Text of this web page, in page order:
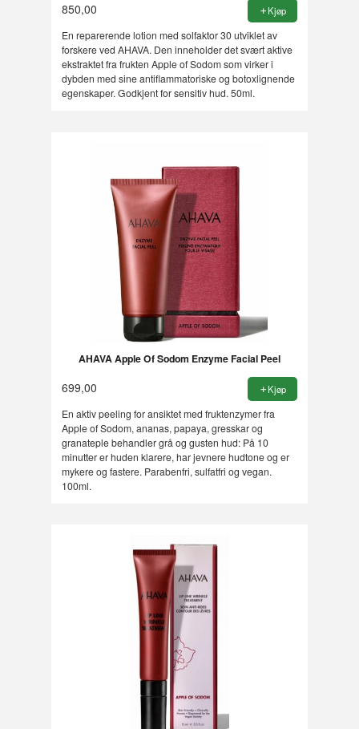
850,00 Kjøp
En reparerende lotion med solfaktor 30 utviklet av
forskere ved AHAVA. Den inneholder det svært aktive
ekstraktet fra frukten Apple of Sodom som virker i
dybden med sine antiflammatoriske og botoxlignende
egenskaper. Godkjent for sensitiv hud. 50ml.
AHAVA Apple Of Sodom Enzyme Facial Peel
699,00 Kjøp
En aktiv peeling for ansiktet med fruktenzymer fra
Apple of Sodom, ananas, papaya, gresskar og
granateple behandler grå og gusten hud: På 10
minutter er huden klarere, har jevnere hudtone og er
mykere og fastere. Parabenfri, sulfatfri og vegan.
100ml.